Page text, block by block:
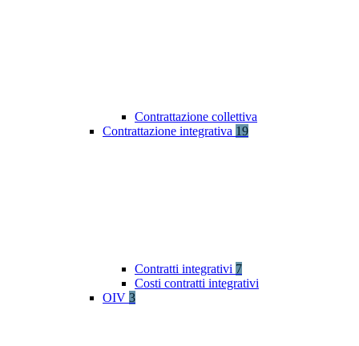
Contrattazione collettiva
Contrattazione integrativa 19
Contratti integrativi 7
Costi contratti integrativi
OIV 3